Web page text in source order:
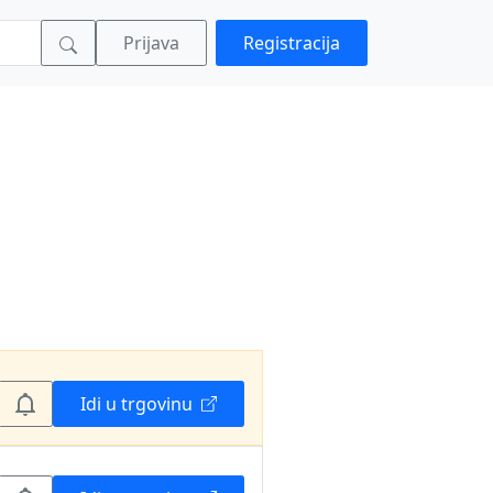
Prijava Registracija
Idi u trgovinu